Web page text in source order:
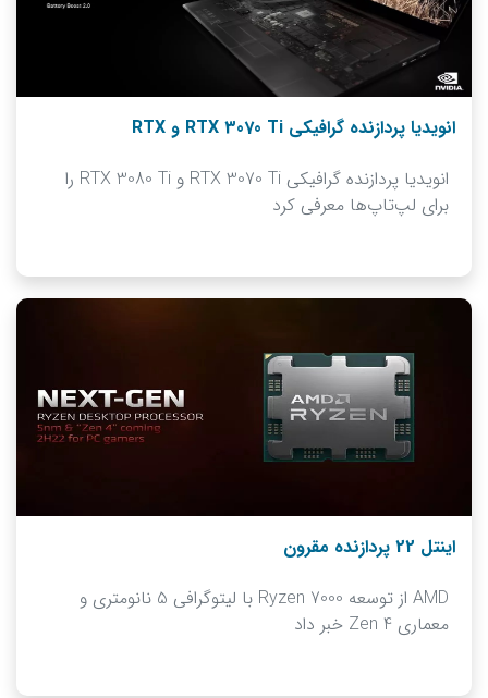
انویدیا پردازنده گرافیکی RTX 3070 Ti و RTX
انویدیا پردازنده گرافیکی RTX 3070 Ti و RTX 3080 Ti را
برای لپ‌تاپ‌ها معرفی کرد
اینتل 22 پردازنده مقرون
AMD از توسعه Ryzen 7000 با لیتوگرافی 5 نانومتری و
معماری Zen 4 خبر داد